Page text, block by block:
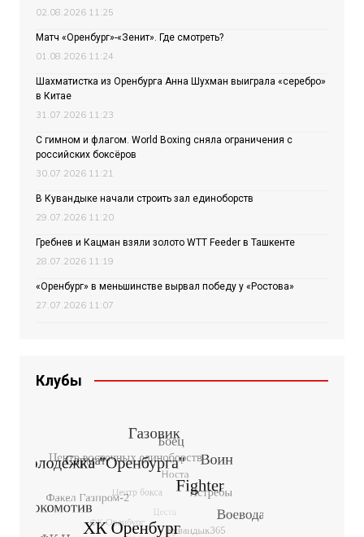
02.08.2026 11:25
Матч «Оренбург»-«Зенит». Где смотреть?
01.08.2026 11:24
Шахматистка из Оренбурга Анна Шухман выиграла «серебро»
в Китае
31.07.2026 11:23
С гимном и флагом. World Boxing сняла ограничения с
российских боксёров
30.07.2026 11:21
В Кувандыке начали строить зал единоборств
29.07.2026 11:20
Гребнев и Кацман взяли золото WTT Feeder в Ташкенте
28.07.2026 11:19
«Оренбург» в меньшинстве вырвал победу у «Ростова»
27.07.2026 11:07
Клубы